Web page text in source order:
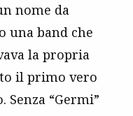
nome da
una band che
la propria
il primo vero
“Germi”